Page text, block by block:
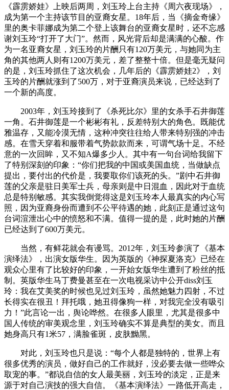
《霹雳娇娃》上映后两周，刘玉玲上台主持《周六夜现场》，
成为第一个主持该节目的亚裔女星。18年后，当《摘金奇缘》
里的奥卡菲娜成为第二个登上该舞台的亚裔女星时，还不忘感
谢刘玉玲“打开了大门”。然而，风光背后却是满满的心酸。作
为一名亚裔女星，刘玉玲的片酬只有120万美元，与她同为主
角的其他两人则有1200万美元，差了整整十倍。但是毫无疑问
的是，刘玉玲抓住了这次机会，几年后的《霹雳娇娃2》，刘
玉玲的片酬就涨到了500万，对于亚裔演员来说，已经达到了
一个新的高度。
2003年，刘玉玲接到了《杀死比尔》里的女杀手石井御莲
一角。石井御莲是一个彬彬有礼，反差特别大的角色。既能优
雅温存，又能冷漠无情，这种冲突往往给人带来特别强的冲击
感。在雪天穿着和服带着气势款款而来，可谓气场十足。不经
意的一次回眸，又不知A爆多少人。其中有一句台词给我留下
了特别深刻的印象：“你们把我的中国或美国血统，当做缺点
提出，要付出的代价是，我要取你们该死的头。”剧中石井御
莲的父亲是驻日美军士兵，母亲则是中日混血，因此对于血统
总是特别敏感。其实我倒觉得这是刘玉玲本人最真实的内心写
照，因为亚裔身份而遭到不公平待遇的她，此刻正是通过这句
台词渲泄出心中的愤怒和不满。值得一提的是，此时她的片酬
已经达到了600万美元。
当然，有鲜花就会有谩骂。2012年，刘玉玲参演了《基本
演绎法》，出演女版华生。因为英版的《神探夏洛克》已经在
观众心里有了比较好的印象，一开始女版华生遭到了粉丝的抵
制。英版华生马丁费曼甚至在一次电视采访中公开diss刘玉
玲：我在艾美奖的时候也见过刘玉玲，虽然她魅力四射，不过
长得实在很丑！拜托哦，她丑得像狗一样，对我完全没有吸引
力！”此言论一出，舆论哗然。在很多人眼里，尤其是很多中
国人传统的审美观念里，刘玉玲确实不算是典型的美女。而且
她身高只有1米57，满脸雀斑，皮肤黝黑。
对此，刘玉玲也只是说：“每个人都是独特的，世界上有
很多优秀的演员，做好自己的工作就好，没必要去做一些哗众
取宠的事。”都说自信的女人最美丽，刘玉玲的淡定，正是来
源于对自己演技的强大自信。《基本演绎法》一路低开高走，